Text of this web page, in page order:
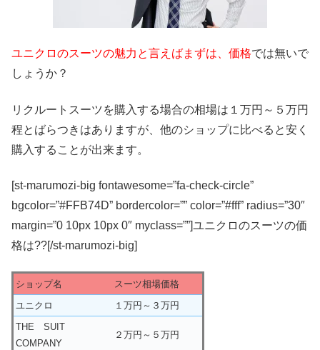
ユニクロのスーツの魅力と言えばまずは、価格では無いで
しょうか？
リクルートスーツを購入する場合の相場は１万円～５万円
程とばらつきはありますが、他のショップに比べると安く
購入することが出来ます。
[st-marumozi-big fontawesome=”fa-check-circle”
bgcolor=”#FFB74D” bordercolor=”” color=”#fff” radius=”30″
margin=”0 10px 10px 0″ myclass=””]ユニクロのスーツの価
格は??[/st-marumozi-big]
ショップ名
スーツ相場価格
ユニクロ
１万円～３万円
THE SUIT
COMPANY
２万円～５万円